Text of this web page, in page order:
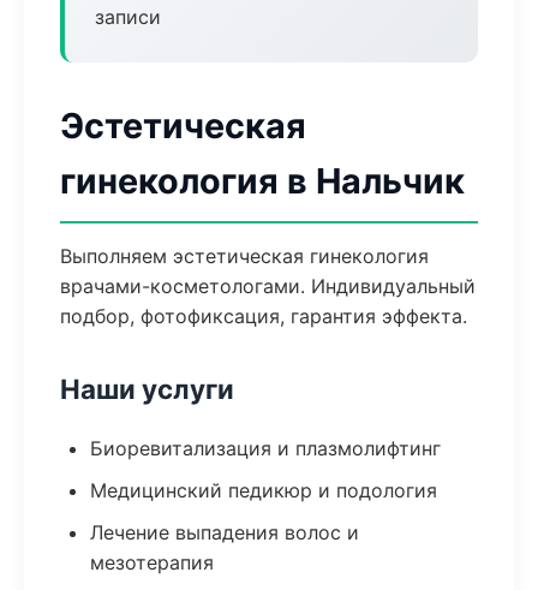
записи
Эстетическая
гинекология в Нальчик
Выполняем эстетическая гинекология
врачами-косметологами. Индивидуальный
подбор, фотофиксация, гарантия эффекта.
Наши услуги
Биоревитализация и плазмолифтинг
Медицинский педикюр и подология
Лечение выпадения волос и
мезотерапия